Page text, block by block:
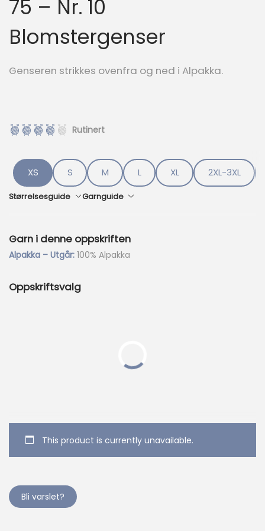
75 – Nr. 10
Blomstergenser
Genseren strikkes ovenfra og ned i Alpakka.
Rutinert
XS S M L XL 2XL-3XL
Størrelsesguide Garnguide
Garn i denne oppskriften
Alpakka – Utgår: 100% Alpakka
Oppskriftsvalg
This product is currently unavailable.
Bli varslet?